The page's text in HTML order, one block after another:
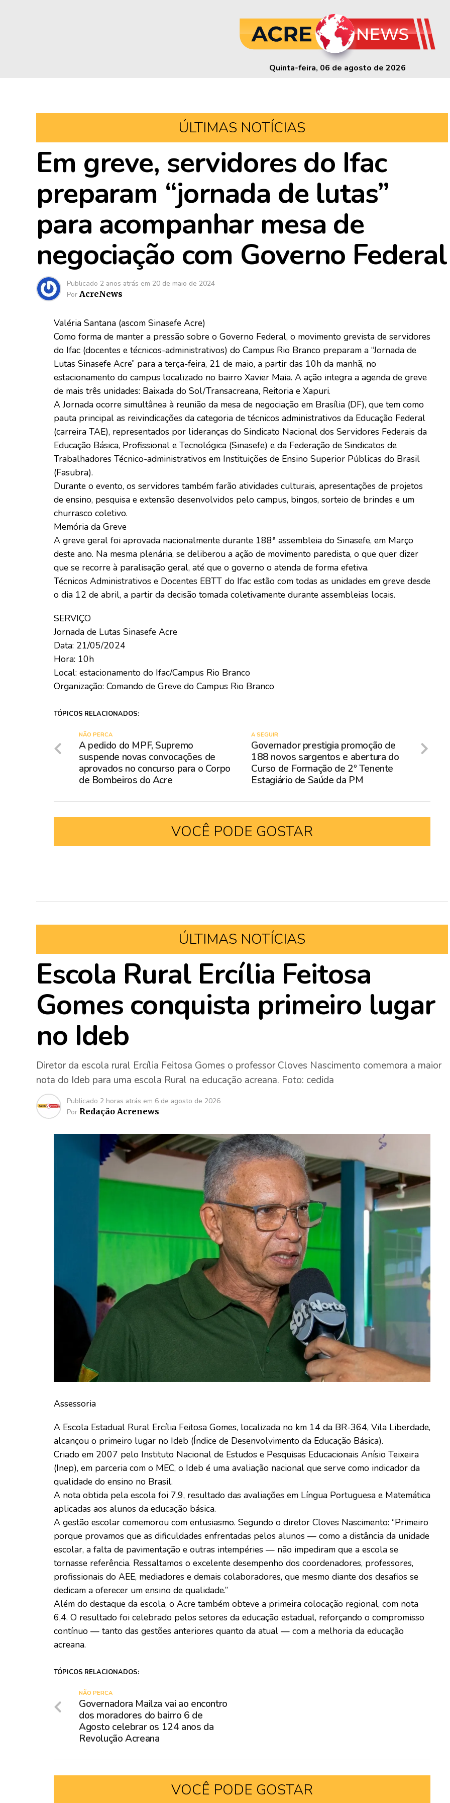
Quinta-feira, 06 de agosto de 2026
ÚLTIMAS NOTÍCIAS
Em greve, servidores do Ifac
preparam “jornada de lutas”
para acompanhar mesa de
negociação com Governo Federal
Publicado 2 anos atrás em 20 de maio de 2024
Por AcreNews
Valéria Santana (ascom Sinasefe Acre)
Como forma de manter a pressão sobre o Governo Federal, o movimento grevista de servidores
do Ifac (docentes e técnicos-administrativos) do Campus Rio Branco preparam a “Jornada de
Lutas Sinasefe Acre” para a terça-feira, 21 de maio, a partir das 10h da manhã, no
estacionamento do campus localizado no bairro Xavier Maia. A ação integra a agenda de greve
de mais três unidades: Baixada do Sol/Transacreana, Reitoria e Xapuri.
A Jornada ocorre simultânea à reunião da mesa de negociação em Brasília (DF), que tem como
pauta principal as reivindicações da categoria de técnicos administrativos da Educação Federal
(carreira TAE), representados por lideranças do Sindicato Nacional dos Servidores Federais da
Educação Básica, Profissional e Tecnológica (Sinasefe) e da Federação de Sindicatos de
Trabalhadores Técnico-administrativos em Instituições de Ensino Superior Públicas do Brasil
(Fasubra).
Durante o evento, os servidores também farão atividades culturais, apresentações de projetos
de ensino, pesquisa e extensão desenvolvidos pelo campus, bingos, sorteio de brindes e um
churrasco coletivo.
Memória da Greve
A greve geral foi aprovada nacionalmente durante 188ª assembleia do Sinasefe, em Março
deste ano. Na mesma plenária, se deliberou a ação de movimento paredista, o que quer dizer
que se recorre à paralisação geral, até que o governo o atenda de forma efetiva.
Técnicos Administrativos e Docentes EBTT do Ifac estão com todas as unidades em greve desde
o dia 12 de abril, a partir da decisão tomada coletivamente durante assembleias locais.
SERVIÇO
Jornada de Lutas Sinasefe Acre
Data: 21/05/2024
Hora: 10h
Local: estacionamento do Ifac/Campus Rio Branco
Organização: Comando de Greve do Campus Rio Branco
TÓPICOS RELACIONADOS:
A SEGUIR
Governador prestigia promoção de
188 novos sargentos e abertura do
Curso de Formação de 2º Tenente
Estagiário de Saúde da PM
NÃO PERCA
A pedido do MPF, Supremo
suspende novas convocações de
aprovados no concurso para o Corpo
de Bombeiros do Acre
VOCÊ PODE GOSTAR
ÚLTIMAS NOTÍCIAS
Escola Rural Ercília Feitosa
Gomes conquista primeiro lugar
no Ideb
Diretor da escola rural Ercília Feitosa Gomes o professor Cloves Nascimento comemora a maior
nota do Ideb para uma escola Rural na educação acreana. Foto: cedida
Publicado 2 horas atrás em 6 de agosto de 2026
Por Redação Acrenews
Assessoria
A Escola Estadual Rural Ercília Feitosa Gomes, localizada no km 14 da BR-364, Vila Liberdade,
alcançou o primeiro lugar no Ideb (Índice de Desenvolvimento da Educação Básica).
Criado em 2007 pelo Instituto Nacional de Estudos e Pesquisas Educacionais Anísio Teixeira
(Inep), em parceria com o MEC, o Ideb é uma avaliação nacional que serve como indicador da
qualidade do ensino no Brasil.
A nota obtida pela escola foi 7,9, resultado das avaliações em Língua Portuguesa e Matemática
aplicadas aos alunos da educação básica.
A gestão escolar comemorou com entusiasmo. Segundo o diretor Cloves Nascimento: “Primeiro
porque provamos que as dificuldades enfrentadas pelos alunos — como a distância da unidade
escolar, a falta de pavimentação e outras intempéries — não impediram que a escola se
tornasse referência. Ressaltamos o excelente desempenho dos coordenadores, professores,
profissionais do AEE, mediadores e demais colaboradores, que mesmo diante dos desafios se
dedicam a oferecer um ensino de qualidade.”
Além do destaque da escola, o Acre também obteve a primeira colocação regional, com nota
6,4. O resultado foi celebrado pelos setores da educação estadual, reforçando o compromisso
contínuo — tanto das gestões anteriores quanto da atual — com a melhoria da educação
acreana.
TÓPICOS RELACIONADOS:
NÃO PERCA
Governadora Mailza vai ao encontro
dos moradores do bairro 6 de
Agosto celebrar os 124 anos da
Revolução Acreana
VOCÊ PODE GOSTAR